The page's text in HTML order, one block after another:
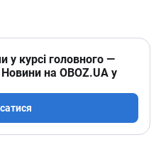
у курсі головного —
на OBOZ.UA у